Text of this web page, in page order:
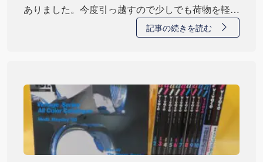
ありました。今度引っ越すので少しでも荷物を軽く
記事の続きを読む